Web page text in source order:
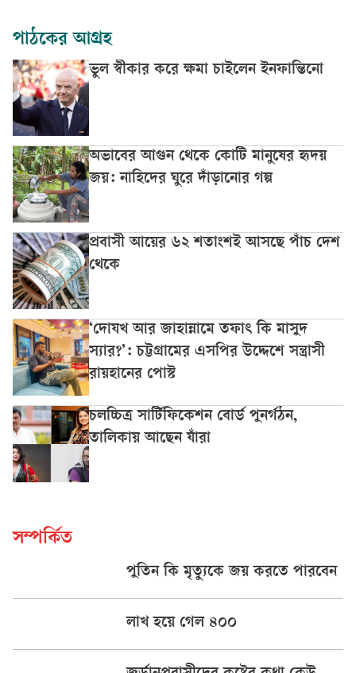
পাঠকের আগ্রহ
ভুল স্বীকার করে ক্ষমা চাইলেন ইনফান্তিনো
অভাবের আগুন থেকে কোটি মানুষের হৃদয়
জয়: নাহিদের ঘুরে দাঁড়ানোর গল্প
প্রবাসী আয়ের ৬২ শতাংশই আসছে পাঁচ দেশ
থেকে
‘দোযখ আর জাহান্নামে তফাৎ কি মাসুদ
স্যার?’: চট্টগ্রামের এসপির উদ্দেশে সন্ত্রাসী
রায়হানের পোস্ট
চলচ্চিত্র সার্টিফিকেশন বোর্ড পুনর্গঠন,
তালিকায় আছেন যাঁরা
সম্পর্কিত
পুতিন কি মৃত্যুকে জয় করতে পারবেন
লাখ হয়ে গেল ৪০০